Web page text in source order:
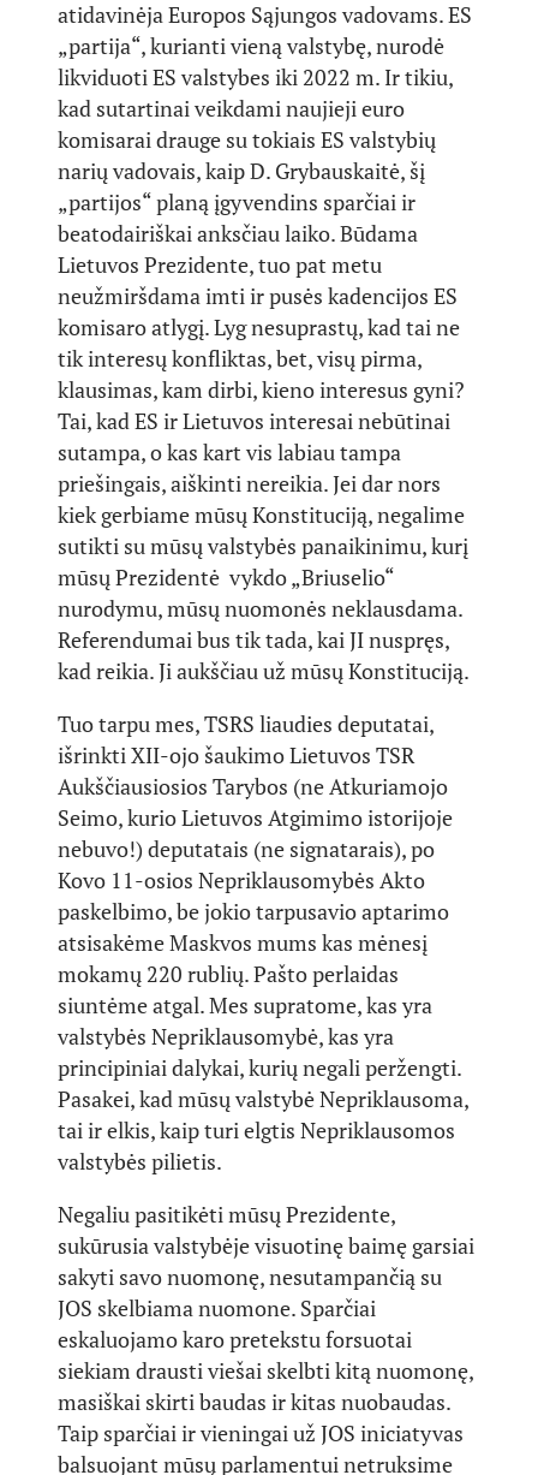
atidavinėja Europos Sąjungos vadovams. ES
„partija“, kurianti vieną valstybę, nurodė
likviduoti ES valstybes iki 2022 m. Ir tikiu,
kad sutartinai veikdami naujieji euro
komisarai drauge su tokiais ES valstybių
narių vadovais, kaip D. Grybauskaitė, šį
„partijos“ planą įgyvendins sparčiai ir
beatodairiškai anksčiau laiko. Būdama
Lietuvos Prezidente, tuo pat metu
neužmiršdama imti ir pusės kadencijos ES
komisaro atlygį. Lyg nesuprastų, kad tai ne
tik interesų konfliktas, bet, visų pirma,
klausimas, kam dirbi, kieno interesus gyni?
Tai, kad ES ir Lietuvos interesai nebūtinai
sutampa, o kas kart vis labiau tampa
priešingais, aiškinti nereikia. Jei dar nors
kiek gerbiame mūsų Konstituciją, negalime
sutikti su mūsų valstybės panaikinimu, kurį
mūsų Prezidentė vykdo „Briuselio“
nurodymu, mūsų nuomonės neklausdama.
Referendumai bus tik tada, kai JI nuspręs,
kad reikia. Ji aukščiau už mūsų Konstituciją.
Tuo tarpu mes, TSRS liaudies deputatai,
išrinkti XII-ojo šaukimo Lietuvos TSR
Aukščiausiosios Tarybos (ne Atkuriamojo
Seimo, kurio Lietuvos Atgimimo istorijoje
nebuvo!) deputatais (ne signatarais), po
Kovo 11-osios Nepriklausomybės Akto
paskelbimo, be jokio tarpusavio aptarimo
atsisakėme Maskvos mums kas mėnesį
mokamų 220 rublių. Pašto perlaidas
siuntėme atgal. Mes supratome, kas yra
valstybės Nepriklausomybė, kas yra
principiniai dalykai, kurių negali peržengti.
Pasakei, kad mūsų valstybė Nepriklausoma,
tai ir elkis, kaip turi elgtis Nepriklausomos
valstybės pilietis.
Negaliu pasitikėti mūsų Prezidente,
sukūrusia valstybėje visuotinę baimę garsiai
sakyti savo nuomonę, nesutampančią su
JOS skelbiama nuomone. Sparčiai
eskaluojamo karo pretekstu forsuotai
siekiam drausti viešai skelbti kitą nuomonę,
masiškai skirti baudas ir kitas nuobaudas.
Taip sparčiai ir vieningai už JOS iniciatyvas
balsuojant mūsų parlamentui netruksime